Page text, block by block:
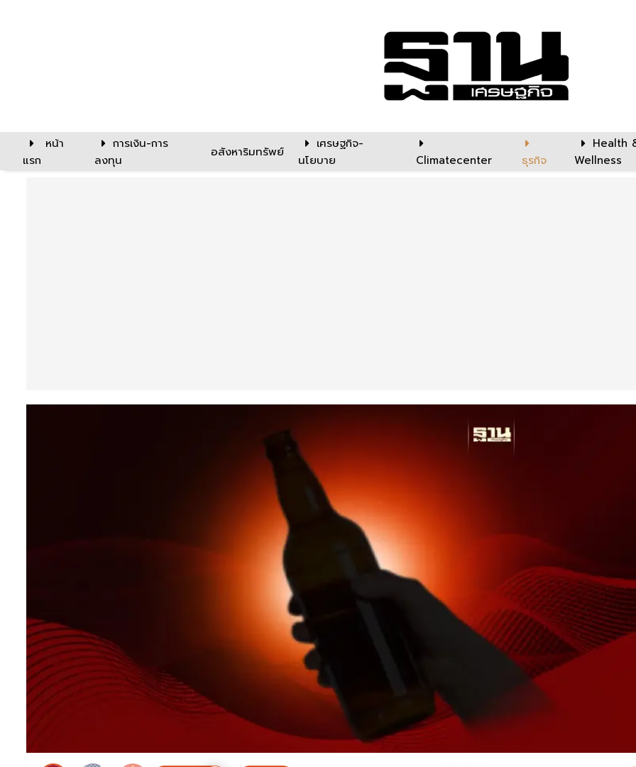
หน้า
แรก
การเงิน-การ
ลงทุน
อสังหาริมทรัพย์
เศรษฐกิจ-
นโยบาย
Climatecenter ธุรกิจ
Health
Wellness